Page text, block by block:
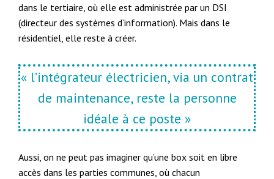
dans le tertiaire, où elle est administrée par un DSI
(directeur des systèmes d’information). Mais dans le
résidentiel, elle reste à créer.
« l’intégrateur électricien, via un contrat
de maintenance, reste la personne
idéale à ce poste »
Aussi, on ne peut pas imaginer qu’une box soit en libre
accès dans les parties communes, où chacun